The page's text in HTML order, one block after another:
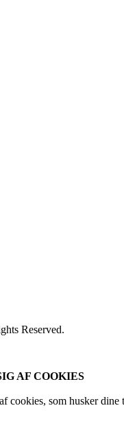
Reserved.
AF COOKIES
cookies, som husker